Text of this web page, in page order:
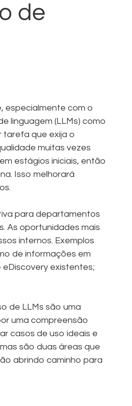
de
especialmente com o
linguagem (LLMs) como
tarefa que exija o
muitas vezes
estágios iniciais, então
Isso melhorará
para departamentos
As oportunidades mais
internos. Exemplos
de informações em
existentes;
de LLMs são uma
uma compreensão
casos de uso ideais e
são duas áreas que
abrindo caminho para